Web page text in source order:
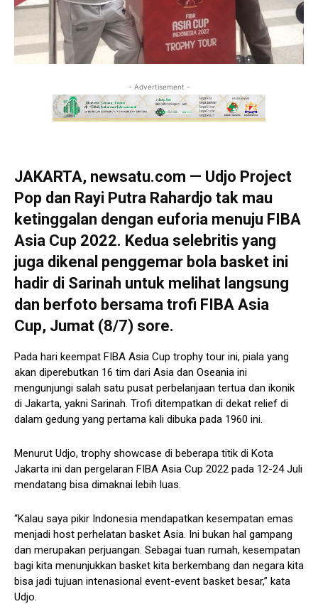
- Advertisement -
JAKARTA, newsatu.com — Udjo Project
Pop dan Rayi Putra Rahardjo tak mau
ketinggalan dengan euforia menuju FIBA
Asia Cup 2022. Kedua selebritis yang
juga dikenal penggemar bola basket ini
hadir di Sarinah untuk melihat langsung
dan berfoto bersama trofi FIBA Asia
Cup, Jumat (8/7) sore.
Pada hari keempat FIBA Asia Cup trophy tour ini, piala yang
akan diperebutkan 16 tim dari Asia dan Oseania ini
mengunjungi salah satu pusat perbelanjaan tertua dan ikonik
di Jakarta, yakni Sarinah. Trofi ditempatkan di dekat relief di
dalam gedung yang pertama kali dibuka pada 1960 ini.
Menurut Udjo, trophy showcase di beberapa titik di Kota
Jakarta ini dan pergelaran FIBA Asia Cup 2022 pada 12-24 Juli
mendatang bisa dimaknai lebih luas.
“Kalau saya pikir Indonesia mendapatkan kesempatan emas
menjadi host perhelatan basket Asia. Ini bukan hal gampang
dan merupakan perjuangan. Sebagai tuan rumah, kesempatan
bagi kita menunjukkan basket kita berkembang dan negara kita
bisa jadi tujuan intenasional event-event basket besar,” kata
Udjo.